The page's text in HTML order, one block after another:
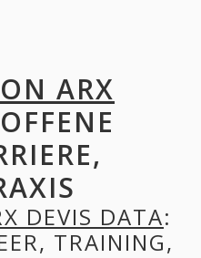
ARX
DEVIS DATA:
TRAINING,